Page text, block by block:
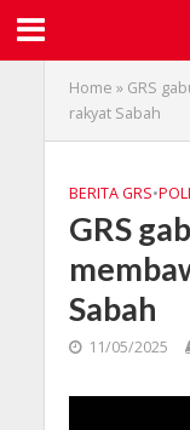
Home » GRS
rakyat Sabah
BERITA GRS•
GRS
Sabah
11/05/2025